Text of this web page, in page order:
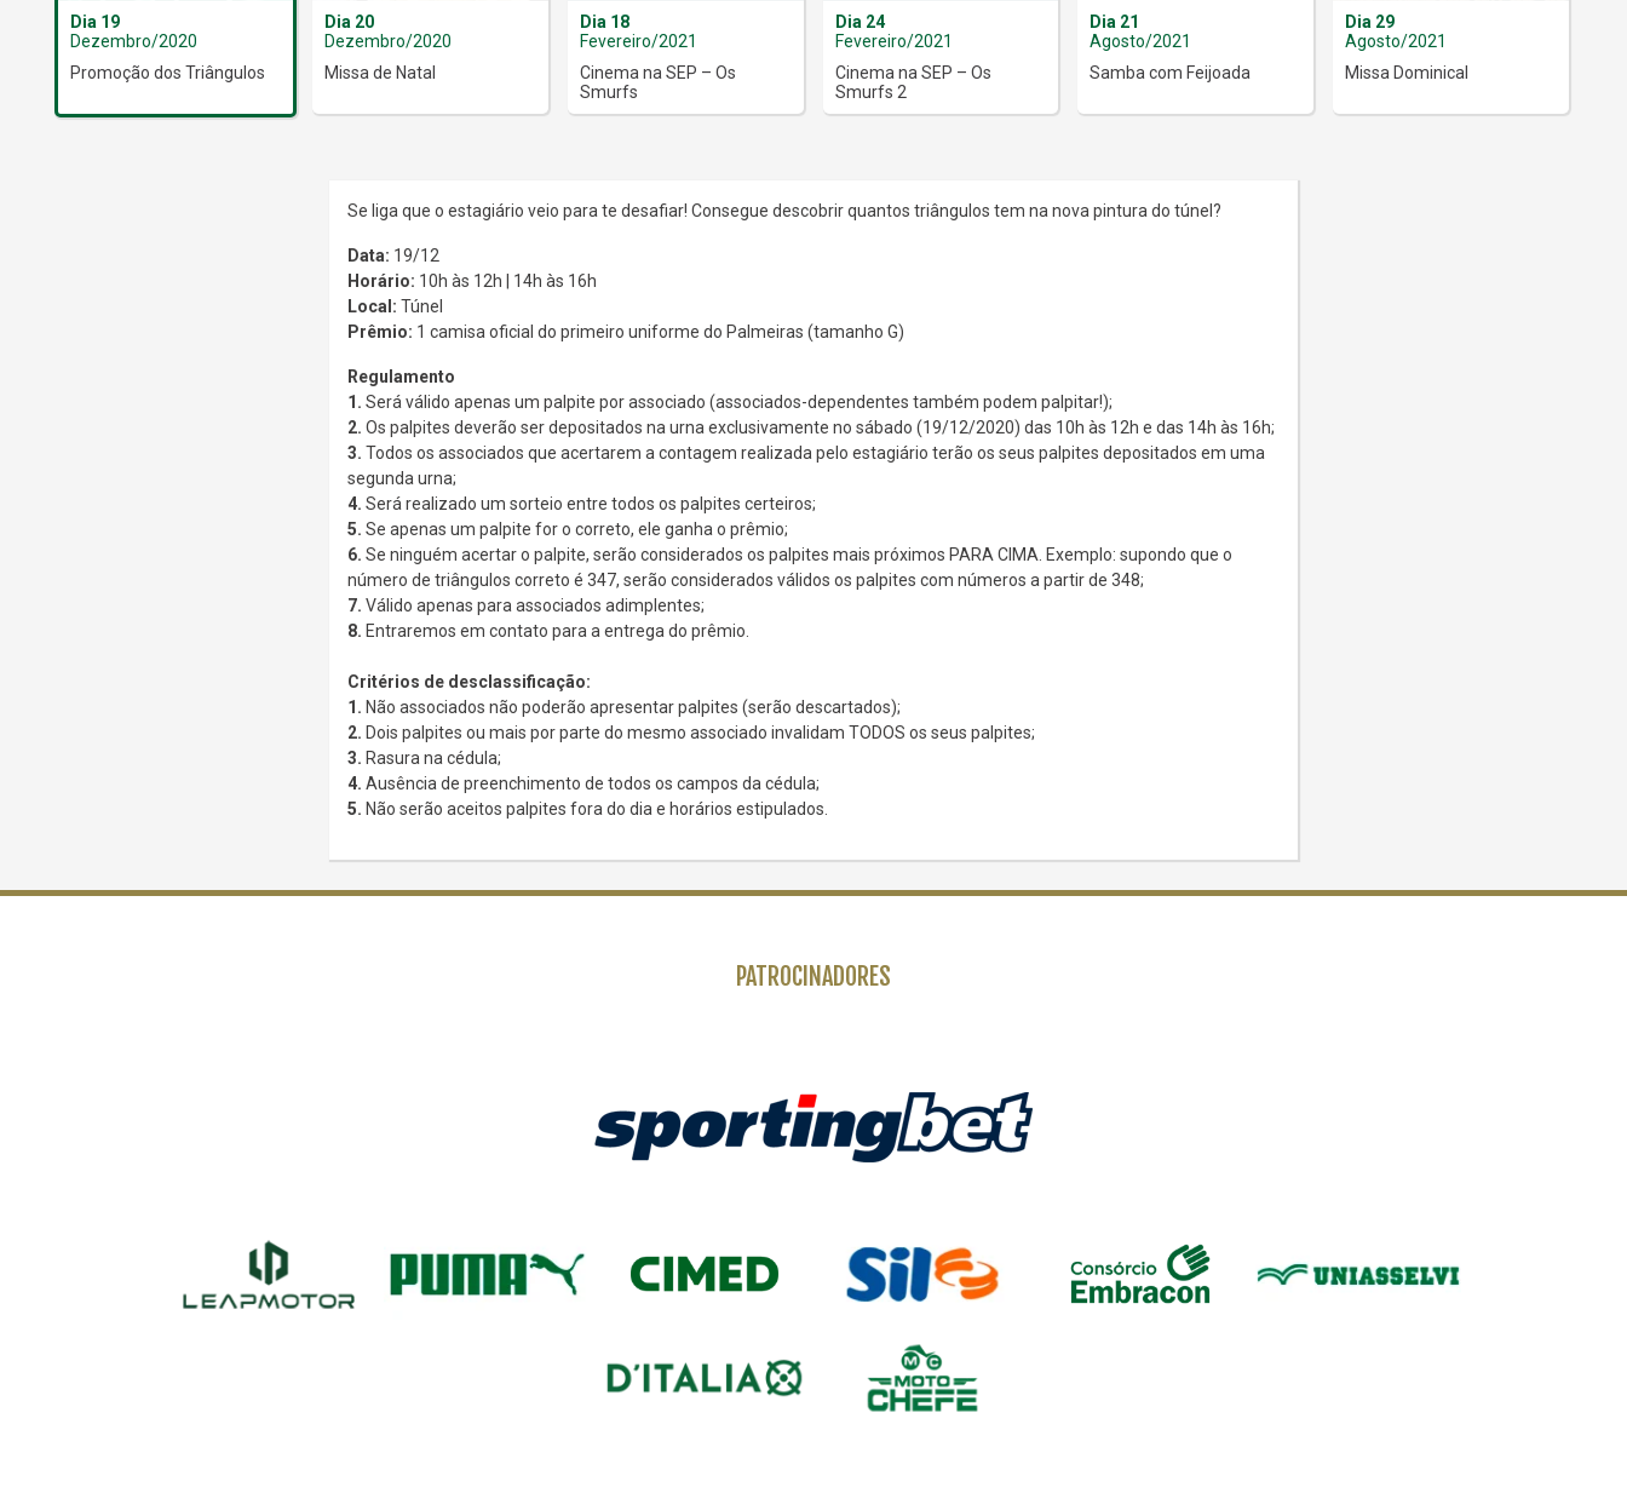
Dia 19
Dezembro/2020
Promoção dos Triângulos
Dia 20
Dezembro/2020
Missa de Natal
Dia 18
Fevereiro/2021
Cinema na SEP – Os
Smurfs
Dia 24
Fevereiro/2021
Cinema na SEP – Os
Smurfs 2
Dia 21
Agosto/2021
Samba com Feijoada
Dia 29
Agosto/2021
Missa Dominical
Se liga que o estagiário veio para te desafiar! Consegue descobrir quantos triângulos tem na nova pintura do túnel?
Data: 19/12
Horário: 10h às 12h | 14h às 16h
Local: Túnel
Prêmio: 1 camisa oficial do primeiro uniforme do Palmeiras (tamanho G)
Regulamento
1. Será válido apenas um palpite por associado (associados-dependentes também podem palpitar!);
2. Os palpites deverão ser depositados na urna exclusivamente no sábado (19/12/2020) das 10h às 12h e das 14h às 16h;
3. Todos os associados que acertarem a contagem realizada pelo estagiário terão os seus palpites depositados em uma
segunda urna;
4. Será realizado um sorteio entre todos os palpites certeiros;
5. Se apenas um palpite for o correto, ele ganha o prêmio;
6. Se ninguém acertar o palpite, serão considerados os palpites mais próximos PARA CIMA. Exemplo: supondo que o
número de triângulos correto é 347, serão considerados válidos os palpites com números a partir de 348;
7. Válido apenas para associados adimplentes;
8. Entraremos em contato para a entrega do prêmio.
Critérios de desclassificação:
1. Não associados não poderão apresentar palpites (serão descartados);
2. Dois palpites ou mais por parte do mesmo associado invalidam TODOS os seus palpites;
3. Rasura na cédula;
4. Ausência de preenchimento de todos os campos da cédula;
5. Não serão aceitos palpites fora do dia e horários estipulados.
PATROCINADORES